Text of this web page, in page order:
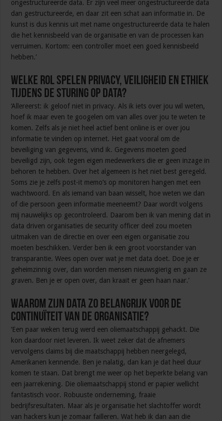
ongestructureerde data. Er zijn veel meer ongestructureerde data
dan gestructureerde, en daar zit een schat aan informatie in. De
kunst is dus kennis uit met name ongestructureerde data te halen
die het kennisbeeld van de organisatie en van de processen kan
verruimen. Kortom: een controller moet een goed kennisbeeld
hebben.’
Welke rol spelen privacy, veiligheid en ethiek
tijdens de sturing op data?
‘Allereerst: ik geloof niet in privacy. Als ik iets over jou wil weten,
hoef ik maar even te googelen om van alles over jou te weten te
komen. Zelfs als je niet heel actief bent online is er over jou
informatie te vinden op internet. Het gaat vooral om de
beveiliging van gegevens, vind ik. Gegevens moeten goed
beveiligd zijn, ook tegen eigen medewerkers die er geen inzage in
behoren te hebben. Over het algemeen is het niet best geregeld.
Soms zie je zelfs post-it memo’s op monitoren hangen met een
wachtwoord. En als iemand van baan wisselt, hoe weten we dan
of die persoon geen informatie meeneemt? Daar wordt volgens
mij nauwelijks op gecontroleerd. Daarom ben ik van mening dat in
data driven organisaties de security officer deel zou moeten
uitmaken van de directie en over een eigen organisatie zou
moeten beschikken. Verder ben ik een groot voorstander van
transparantie. Wees open over wat je met data doet. Doe je er
geheimzinnig over, dan worden mensen nieuwsgierig en gaan ze
graven. Ben je er open over, dan kraait er geen haan naar.’
Waarom zijn data zo belangrijk voor de
continuïteit van de organisatie?
‘Een paar weken terug werd een oliemaatschappij gehackt. Die
kon daardoor niet leveren. Ik weet zeker dat de afnemers
vervolgens claims bij die maatschappij hebben neergelegd,
Amerikanen kennende. Ben je nalatig, dan kan je dat heel duur
komen te staan. Dat brengt me weer op het beperkte belang van
een jaarrekening. Die oliemaatschappij stond er papier wellicht
fantastisch voor. Robuuste onderneming, fraaie
bedrijfsresultaten. Maar als je organisatie het slachtoffer wordt
van hackers kun je zomaar failleren. Wat heb ik dan aan die